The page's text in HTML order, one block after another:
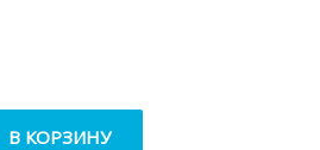
В КОРЗИНУ